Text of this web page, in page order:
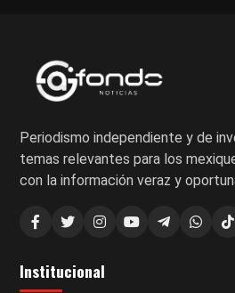
Periodismo independiente y de
temas relevantes para los
con la información veraz y
Institucional